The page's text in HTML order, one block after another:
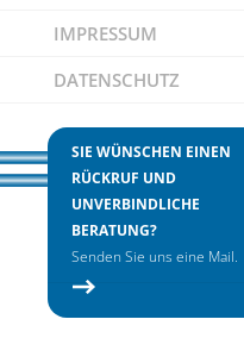
IMPRESSUM
DATENSCHUTZ
SIE WÜNSCHEN EINEN
RÜCKRUF UND
UNVERBINDLICHE
BERATUNG?
Senden Sie uns eine Mail.